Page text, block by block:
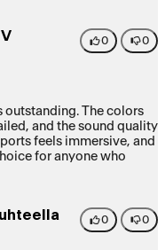
0 0
outstanding. The colors
and the sound quality
feels immersive, and
for anyone who
0 0